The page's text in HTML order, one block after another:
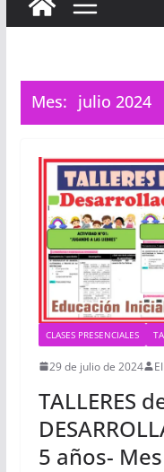
Mes: julio 2024
CLASES PRESENCIALES
29 de julio de 2024
TALLERES
5 años-